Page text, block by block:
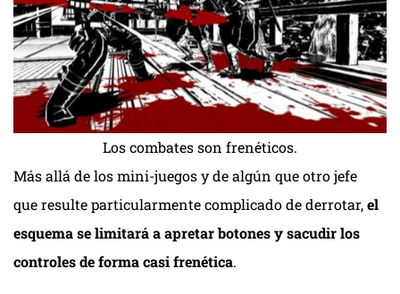
Los combates son frenéticos.
Más allá de los mini-juegos y de algún que otro jefe
que resulte particularmente complicado de derrotar,el
esquema se limitará a apretar botones y sacudir los
controles de forma casi frenética.